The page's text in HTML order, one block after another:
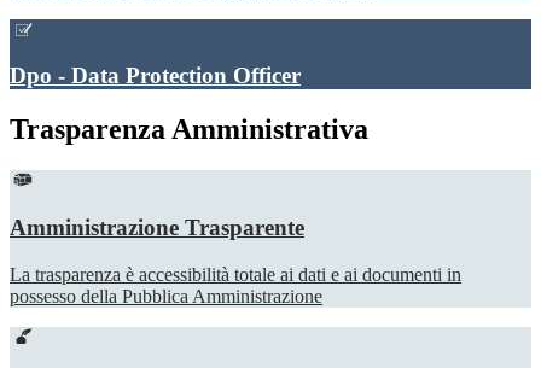
Dpo - Data Protection Officer
Trasparenza Amministrativa
Amministrazione Trasparente
La trasparenza è accessibilità totale ai dati e ai documenti in
possesso della Pubblica Amministrazione